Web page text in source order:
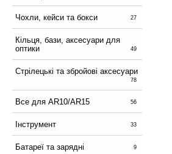
Чохли, кейси та бокси 27
Кільця, бази, аксесуари для
оптики
49
Стрілецькі та збройові аксесуари
78
Все для AR10/AR15 56
Інструмент 33
Батареї та зарядні 9